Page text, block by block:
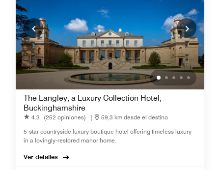
The Langley, a Luxury Collection Hotel,
Buckinghamshire
4.3 (252 opiniones) |
59,3 km desde el destino
5-star countryside luxury boutique hotel offering timeless luxury
in a lovingly-restored manor home.
Ver detalles